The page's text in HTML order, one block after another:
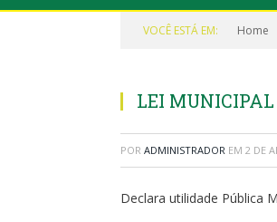
VOCÊ ESTÁ EM: Home
LEI MUNICIPAL
POR ADMINISTRADOR EM 2 DE
Declara utilidade Pública